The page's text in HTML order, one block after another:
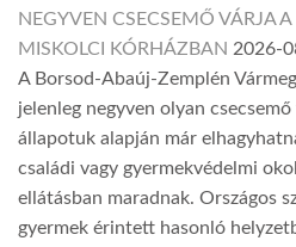
NEGYVEN CSECSEMŐ VÁRJA
MISKOLCI KÓRHÁZBAN 2026-
A Borsod-Abaúj-Zemplén
jelenleg negyven olyan
állapotuk alapján már
családi vagy gyermekvédelmi
ellátásban maradnak. Országos
gyermek érintett hasonló